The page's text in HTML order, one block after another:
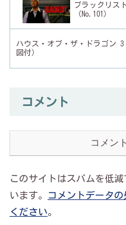
ブラックリス
（No.101）
ハウス・オブ・ザ・ドラゴン
図付）
コメント
コメン
このサイトはスパムを低
います。
コメントデータ
ください。